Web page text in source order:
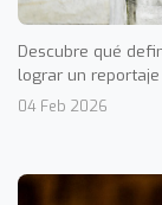
Descubre qué
lograr un
04 Feb 2026